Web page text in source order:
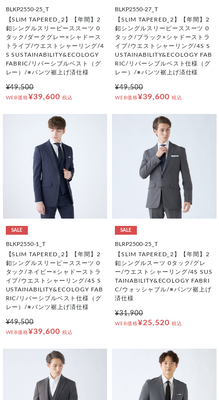
BLKP2550-25_T
【SLIM TAPERED_2】【年間】2
釦シングルスリーピーススーツ 0
タック/ダークグレー×シャドース
トライプ/ウエストシャーリング/4
S SUSTAINABILITY&ECOLOGY
FABRIC/リバーシブルベスト（グ
レー）/※パンツ裾上げ済仕様
¥49,500
WEB価格¥39,600 税込
BLKP2550-27_T
【SLIM TAPERED_2】【年間】2
釦シングルスリーピーススーツ 0
タック/ブラック×シャドーストラ
イプ/ウエストシャーリング/4S S
USTAINABILITY&ECOLOGY FAB
RIC/リバーシブルベスト仕様（グ
レー）/※パンツ裾上げ済仕様
¥49,500
WEB価格¥39,600 税込
SALE
BLKP2550-1_T
【SLIM TAPERED_2】【年間】2
釦シングルスリーピーススーツ 0
タック/ネイビー×シャドーストラ
イプ/ウエストシャーリング/4S S
USTAINABILITY&ECOLOGY FAB
RIC/リバーシブルベスト仕様（グ
レー）/※パンツ裾上げ済仕様
¥49,500
WEB価格¥39,600 税込
SALE
BLRP2500-25_T
【SLIM TAPERED_2】【年間】2
釦シングルスーツ 0タック/グレ
ー/ウエストシャーリング/4S SUS
TAINABILITY&ECOLOGY FABRI
C/ウォッシャブル/※パンツ裾上げ
済仕様
¥31,900
WEB価格¥25,520 税込